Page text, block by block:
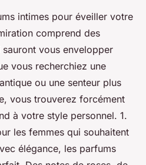
intimes pour éveiller votre
comprend des
vous envelopper
vous recherchiez une
ou une senteur plus
vous trouverez forcément
à votre style personnel. 1.
les femmes qui souhaitent
élégance, les parfums